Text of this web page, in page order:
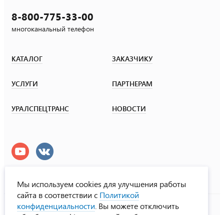
8-800-775-33-00
многоканальный телефон
КАТАЛОГ ЗАКАЗЧИКУ
УСЛУГИ ПАРТНЕРАМ
УРАЛСПЕЦТРАНС НОВОСТИ
УралСпецТранс
Мы используем cookies для улучшения работы
сайта в соответствии с Политикой
конфиденциальности . Вы можете отключить